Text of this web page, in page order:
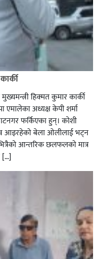
हिक्मत कुमार कार्की
एमालेका अध्यक्ष केपी शर्मा
फर्किएका हुन्। काेशी
आइरहेकाे बेला ओलीलाई भट्न
आन्तरिक छलफलकाे मात्र
[…]